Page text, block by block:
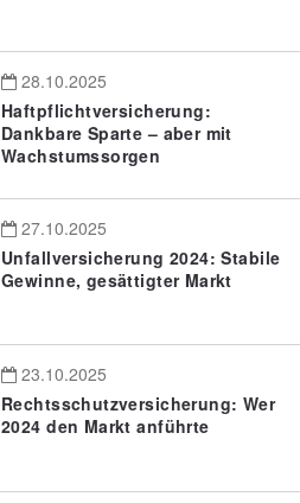
28.10.2025
Haftpflichtversicherung:
Dankbare Sparte – aber mit
Wachstumssorgen
27.10.2025
Unfallversicherung 2024: Stabile
Gewinne, gesättigter Markt
23.10.2025
Rechtsschutzversicherung: Wer
2024 den Markt anführte